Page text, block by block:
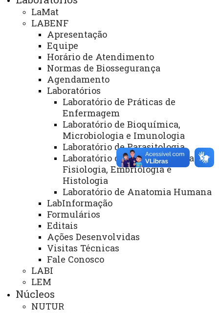
LaMat
LABENF
Apresentação
Equipe
Horário de Atendimento
Normas de Biossegurança
Agendamento
Laboratórios
Laboratório de Práticas de
Enfermagem
Laboratório de Bioquímica,
Microbiologia e Imunologia
Laboratório de Parasitologia
Laboratório de Biologia Celular,
Fisiologia, Embriologia e
Histologia
Laboratório de Anatomia Humana
LabInformação
Formulários
Editais
Ações Desenvolvidas
Visitas Técnicas
Fale Conosco
LABI
LEM
Núcleos
NUTUR
Coordenadora do Programa de Pós-Graduação Stricto
Sensu em Ensino (PPGEn) – Mestrado:
Lucena Camargo de Almeida Klaus
Coordenador da Pós-Graduação Stricto Sensu em
Saúde Pública em Região de Fronteira –
Mestrado:Helder Ferreira
Vista Aérea - Campus de Foz do Iguaçu- Fonte: Neri Cardoso/Selmo José
Coordenação Administrativa
Coordenação Acadêmica
Coordenação Financeira
Você está aqui:
Foz do Iguaçu - Página Principal